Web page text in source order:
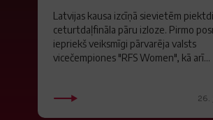
Latvijas kausa izcīņā sievietēm
ceturtdaļfināla pāru izloze. Pirmo
iepriekš veiksmīgi pārvarēja valsts
vicečempiones "RFS Women", kā arī...
26.